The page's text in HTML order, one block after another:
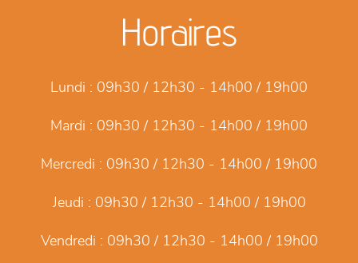
Horaires
Lundi : 09h30 / 12h30 - 14h00 / 19h00
Mardi : 09h30 / 12h30 - 14h00 / 19h00
Mercredi : 09h30 / 12h30 - 14h00 / 19h00
Jeudi : 09h30 / 12h30 - 14h00 / 19h00
Vendredi : 09h30 / 12h30 - 14h00 / 19h00